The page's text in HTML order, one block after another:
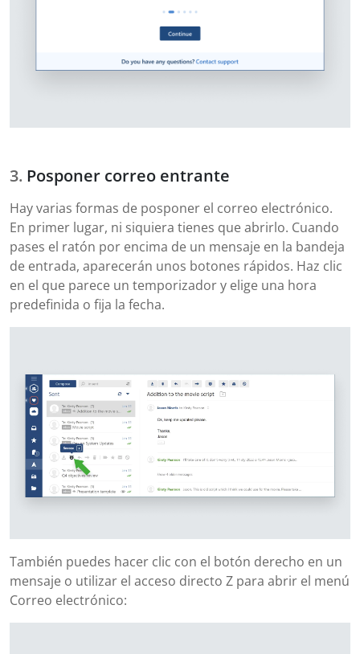
Posponer correo entrante
Hay varias formas de posponer el correo electrónico.
En primer lugar, ni siquiera tienes que abrirlo. Cuando
pases el ratón por encima de un mensaje en la bandeja
de entrada, aparecerán unos botones rápidos. Haz clic
en el que parece un temporizador y elige una hora
predefinida o fija la fecha.
También puedes hacer clic con el botón derecho en un
mensaje o utilizar el acceso directo Z para abrir el menú
Correo electrónico: